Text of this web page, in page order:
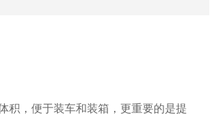
积，便于装车和装箱，更重要的是提